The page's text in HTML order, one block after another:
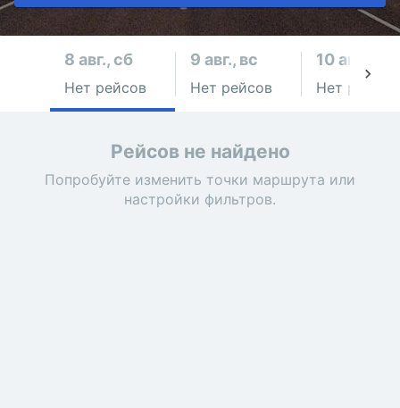
8 авг., сб
Нет рейсов
9 авг., вс
Нет рейсов
10 авг., пн
Нет рейсов
Рейсов не найдено
Попробуйте изменить точки маршрута или
настройки фильтров.